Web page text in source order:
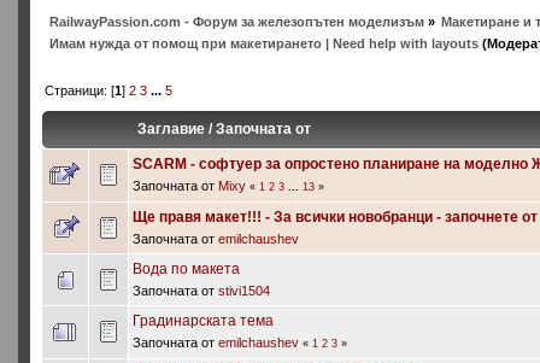
RailwayPassion.com - Форум за железопътен моделизъм» Макетиране и
Имам нужда от помощ при макетирането | Need help with layouts
Страници: [1] 2 3 ... 5
Заглавие/Започната от
SCARM - софтуер за опростено планиране на моделно
Започната от Mixy « 1 2 3 13»
Ще правя макет!!! - За всички новобранци - започнете от
Започната от emilchaushev
Вода по макета
Започната от stivi1504
Градинарската тема
Започната от emilchaushev « 1 2 3»